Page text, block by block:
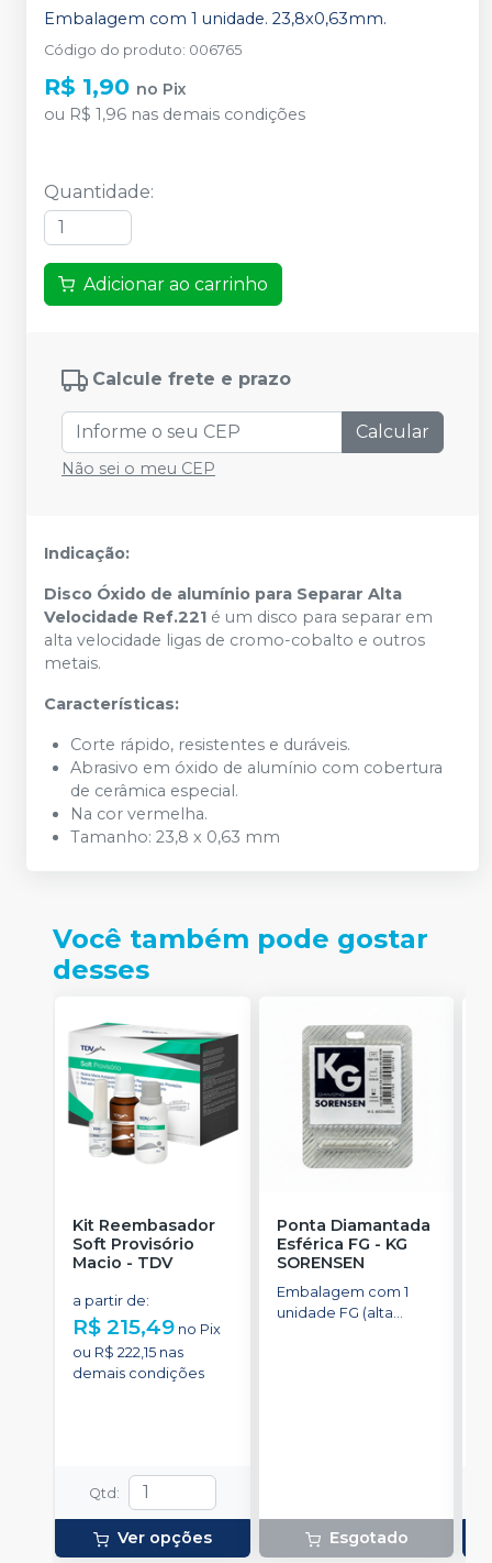
Embalagem com 1 unidade. 23,8x0,63mm.
Código do produto: 006765
R$ 1,90 no Pix
ou R$ 1,96 nas demais condições
Quantidade:
Adicionar ao carrinho
Calcule frete e prazo
Calcular
Não sei o meu CEP
Indicação:
Disco Óxido de alumínio para Separar Alta
Velocidade Ref.221 é um disco para separar em
alta velocidade ligas de cromo-cobalto e outros
metais.
Características:
Corte rápido, resistentes e duráveis.
Abrasivo em óxido de alumínio com cobertura
de cerâmica especial.
Na cor vermelha.
Tamanho: 23,8 x 0,63 mm
Você também pode gostar
desses
Kit Reembasador
Soft Provisório
Macio - TDV
a partir de:
R$ 215,49 no Pix
ou R$ 222,15 nas
demais condições
Qtd:
Ver opções
Ponta Diamantada
Esférica FG - KG
SORENSEN
Embalagem com 1
unidade FG (alta
Esgotado